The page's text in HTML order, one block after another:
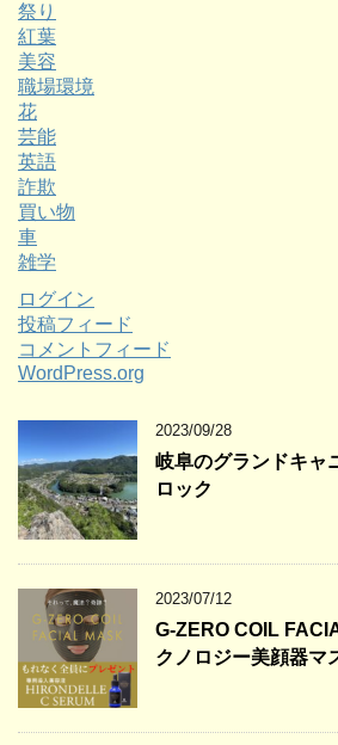
祭り
紅葉
美容
職場環境
花
芸能
英語
詐欺
買い物
車
雑学
ログイン
投稿フィード
コメントフィード
WordPress.org
2023/09/28
岐阜のグランドキャ
ロック
2023/07/12
G-ZERO COIL
クノロジー美顔器マ